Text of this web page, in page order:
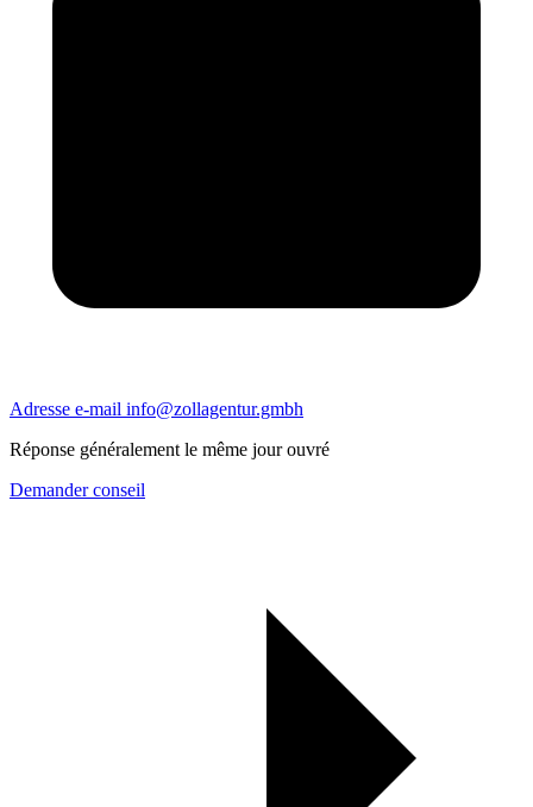
Adresse e-mail info@zollagentur.gmbh
Réponse généralement le même jour ouvré
Demander conseil